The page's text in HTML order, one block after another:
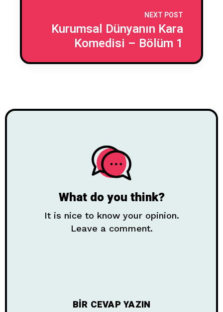
NEXT POST
Kurumsal Dünyanın Kara
Komedisi – Bölüm 1
What do you think?
It is nice to know your opinion.
Leave a comment.
BIR CEVAP YAZIN